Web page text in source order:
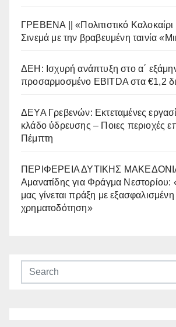
ΓΡΕΒΕΝΑ || «Πολιτιστικό
Σινεμά με την βραβευμένη ταινία
ΔΕΗ: Ισχυρή ανάπτυξη στο α΄
προσαρμοσμένο EBITDA στα €1,2
ΔΕΥΑ Γρεβενών: Εκτεταμένες
κλάδο ύδρευσης – Ποιες περιοχές
Πέμπτη
ΠΕΡΙΦΕΡΕΙΑ ΔΥΤΙΚΗΣ
Αμανατίδης για Φράγμα
μας γίνεται πράξη με εξασφαλισμένη
χρηματοδότηση»